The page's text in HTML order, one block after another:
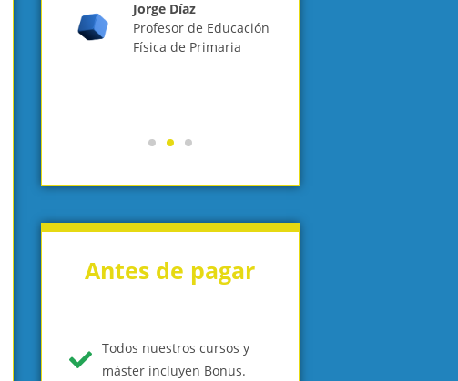
Jorge Díaz
Profesor de Educación
Física de Primaria
Antes de pagar
Todos nuestros cursos y
máster incluyen Bonus.